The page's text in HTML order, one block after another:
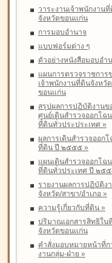
วาระงานเจ้าพนักงาน
จังหวัดขอนแก่น
การมอบอำนาจ
แบบฟอร์มต่าง ๆ
ตัวอย่างหนังสือมอบอำ
แผนการตรวจราชการ
เจ้าพนักงานที่ดินจังหวัด
ขอนแก่น
สรุปผลการปฏิบัติงานข
ศูนย์เดินสำรวจออกโฉ
ที่ดินทั่วประประเทศ »
ผลการเดินสำรวจออก
ที่ดิน ปี ๒๕๕๕ »
แผนเดินสำรวจออกโฉ
ที่ดินทั่วประเทศ ปี ๒๕
รายงานผลการปฏิบัติง
จังหวัด/สาขา/อำเภอ »
ความรู้เกี่ยวกับที่ดิน »
ปริมาณเอกสารสิทธิใน
จังหวัดขอนแก่น
คำสั่งมอบหมายหน้าที่ก
งานกลุ่ม-ฝ่าย »